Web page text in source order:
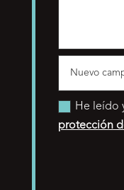
He leído
protección